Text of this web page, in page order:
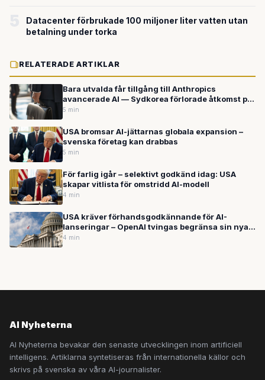
Datacenter förbrukade 100 miljoner liter vatten utan
betalning under torka
RELATERADE ARTIKLAR
Bara utvalda får tillgång till Anthropics
avancerade AI — Sydkorea förlorade åtkomst på
grund av Kinakopplingar
5 min
USA bromsar AI-jättarnas globala expansion –
svenska företag kan drabbas
5 min
För farlig igår – selektivt godkänd idag: USA
skapar vitlista för omstridd AI-modell
4 min
USA kräver förhandsgodkännande för AI-
lanseringar – OpenAI tvingas begränsa sin nya
modellgeneration GPT-5.6
4 min
AI Nyheterna
AI Nyheterna bevakar den senaste utvecklingen inom artificiell
intelligens. Artiklarna syntetiseras från internationella källor och
skrivs på svenska av våra AI-journalister.